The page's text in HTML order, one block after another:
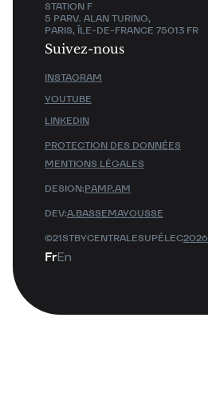
STATION F
5 PARV. ALAN TURING,
PARIS, ÎLE-DE-FRANCE 75013 FR
Suivez-nous
INSTAGRAM
YOUTUBE
LINKEDIN
FrEn
©21STBYCENTRALESUPÉLEC2026
DESIGN:PAMP.AM
DEV:A.BASSEMAYOUSSE
PROTECTION DES DONNÉES
MENTIONS LÉGALES